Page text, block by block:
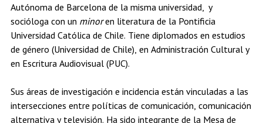
PERIODISMO CINE Y TV
Estudiantes Académicos Egresados
Autónoma de Barcelona de la misma universidad, y
socióloga con un minoren literatura de la Pontificia
Universidad Católica de Chile. Tiene diplomados en estudios
de género (Universidad de Chile), en Administración Cultural y
en Escritura Audiovisual (PUC).
Sus áreas de investigación e incidencia están vinculadas a las
intersecciones entre políticas de comunicación, comunicación
alternativa y televisión. Ha sido integrante de la Mesa de